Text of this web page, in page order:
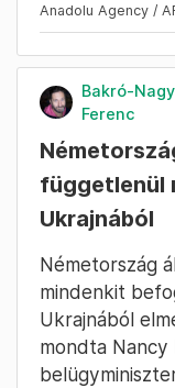
Anadolu Agency /
Bakró-Nagy
Ferenc
függetlenül
Ukrajnából
Németország
mindenkit
Ukrajnából
mondta Nancy